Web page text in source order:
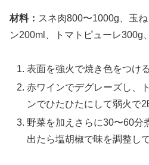
材料： スネ肉800〜1000g、玉
ン200ml、トマトピューレ300g
表面を強火で焼き色をつけ
赤ワインでデグレーズし、
ンでひたひたにして弱火で2
野菜を加えさらに30〜60分
出たら塩胡椒で味を調整して